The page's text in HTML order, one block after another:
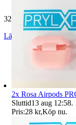
32 507 omdömen
Läs omdömen Följ
2x Rosa Airpods
Sluttid13 aug 12:58.
Pris:28 kr,Köp nu.